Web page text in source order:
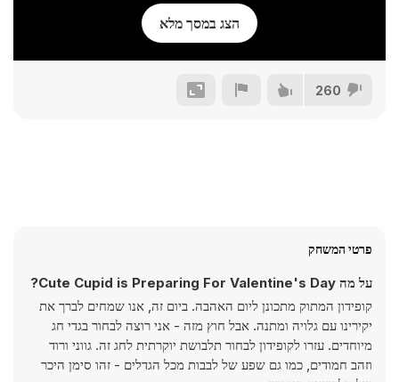
הצג במסך מלא
260
פרטי המשחק
על מה Cute Cupid is Preparing For Valentine's Day?
קופידון המתוק מתכונן ליום האהבה. ביום זה, אנו שמחים לברך את
יקירינו עם גלויה ומתנה. אבל חוץ מזה - אני רוצה לבחור בגדי חג
מיוחדים. עזרו לקופידון לבחור תלבושת יוקרתית לחג זה. גווני ורוד
וזהב חמודים, כמו גם שפע של לבבות מכל הגדלים - זהו סימן היכר